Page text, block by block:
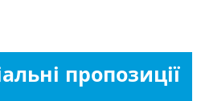
пропозиції